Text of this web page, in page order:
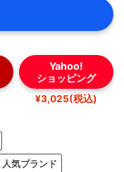
Yahoo!
ショッピング
¥3,025(税込)
人気ブランド